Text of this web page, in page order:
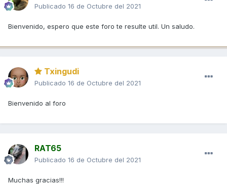
Publicado 16 de Octubre del 2021
Bienvenido, espero que este foro te resulte util. Un saludo.
Txingudi
Publicado 16 de Octubre del 2021
Bienvenido al foro
RAT65
Publicado 16 de Octubre del 2021
Muchas gracias!!!